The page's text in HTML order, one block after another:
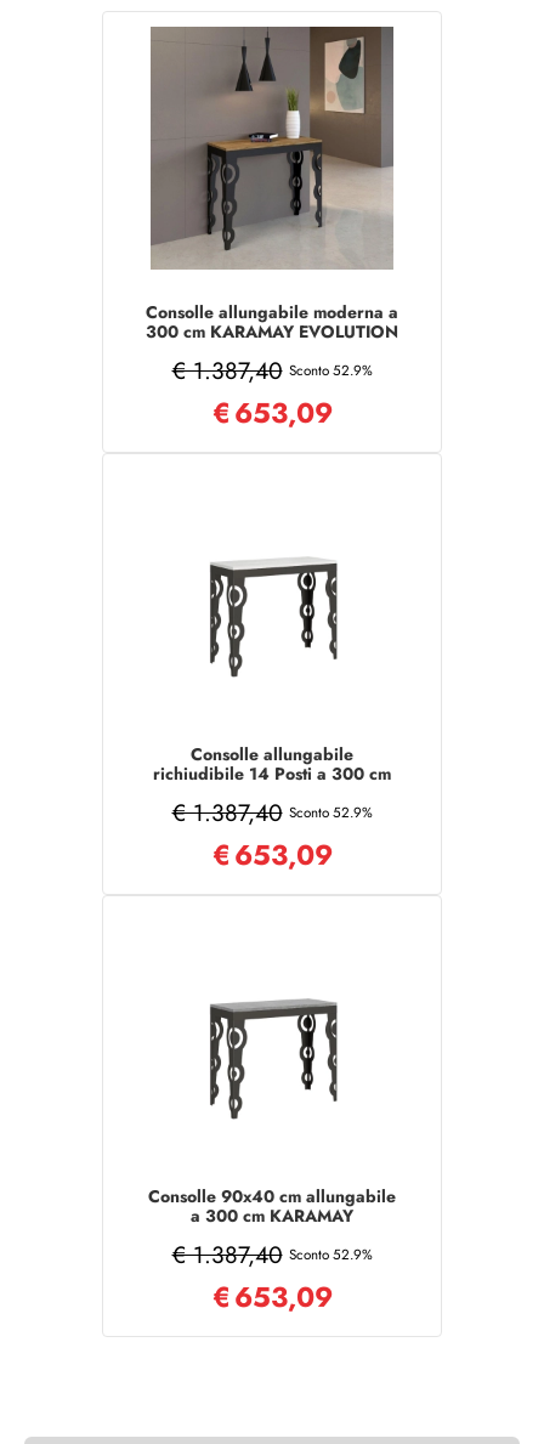
Consolle allungabile moderna a
300 cm KARAMAY EVOLUTION
€ 1.387,40 Sconto 52.9%
€653,09
Consolle allungabile
richiudibile 14 Posti a 300 cm
€ 1.387,40 Sconto 52.9%
€653,09
Consolle 90x40 cm allungabile
a 300 cm KARAMAY
€ 1.387,40 Sconto 52.9%
€653,09